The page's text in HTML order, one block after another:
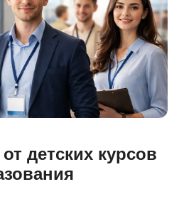
детских курсов